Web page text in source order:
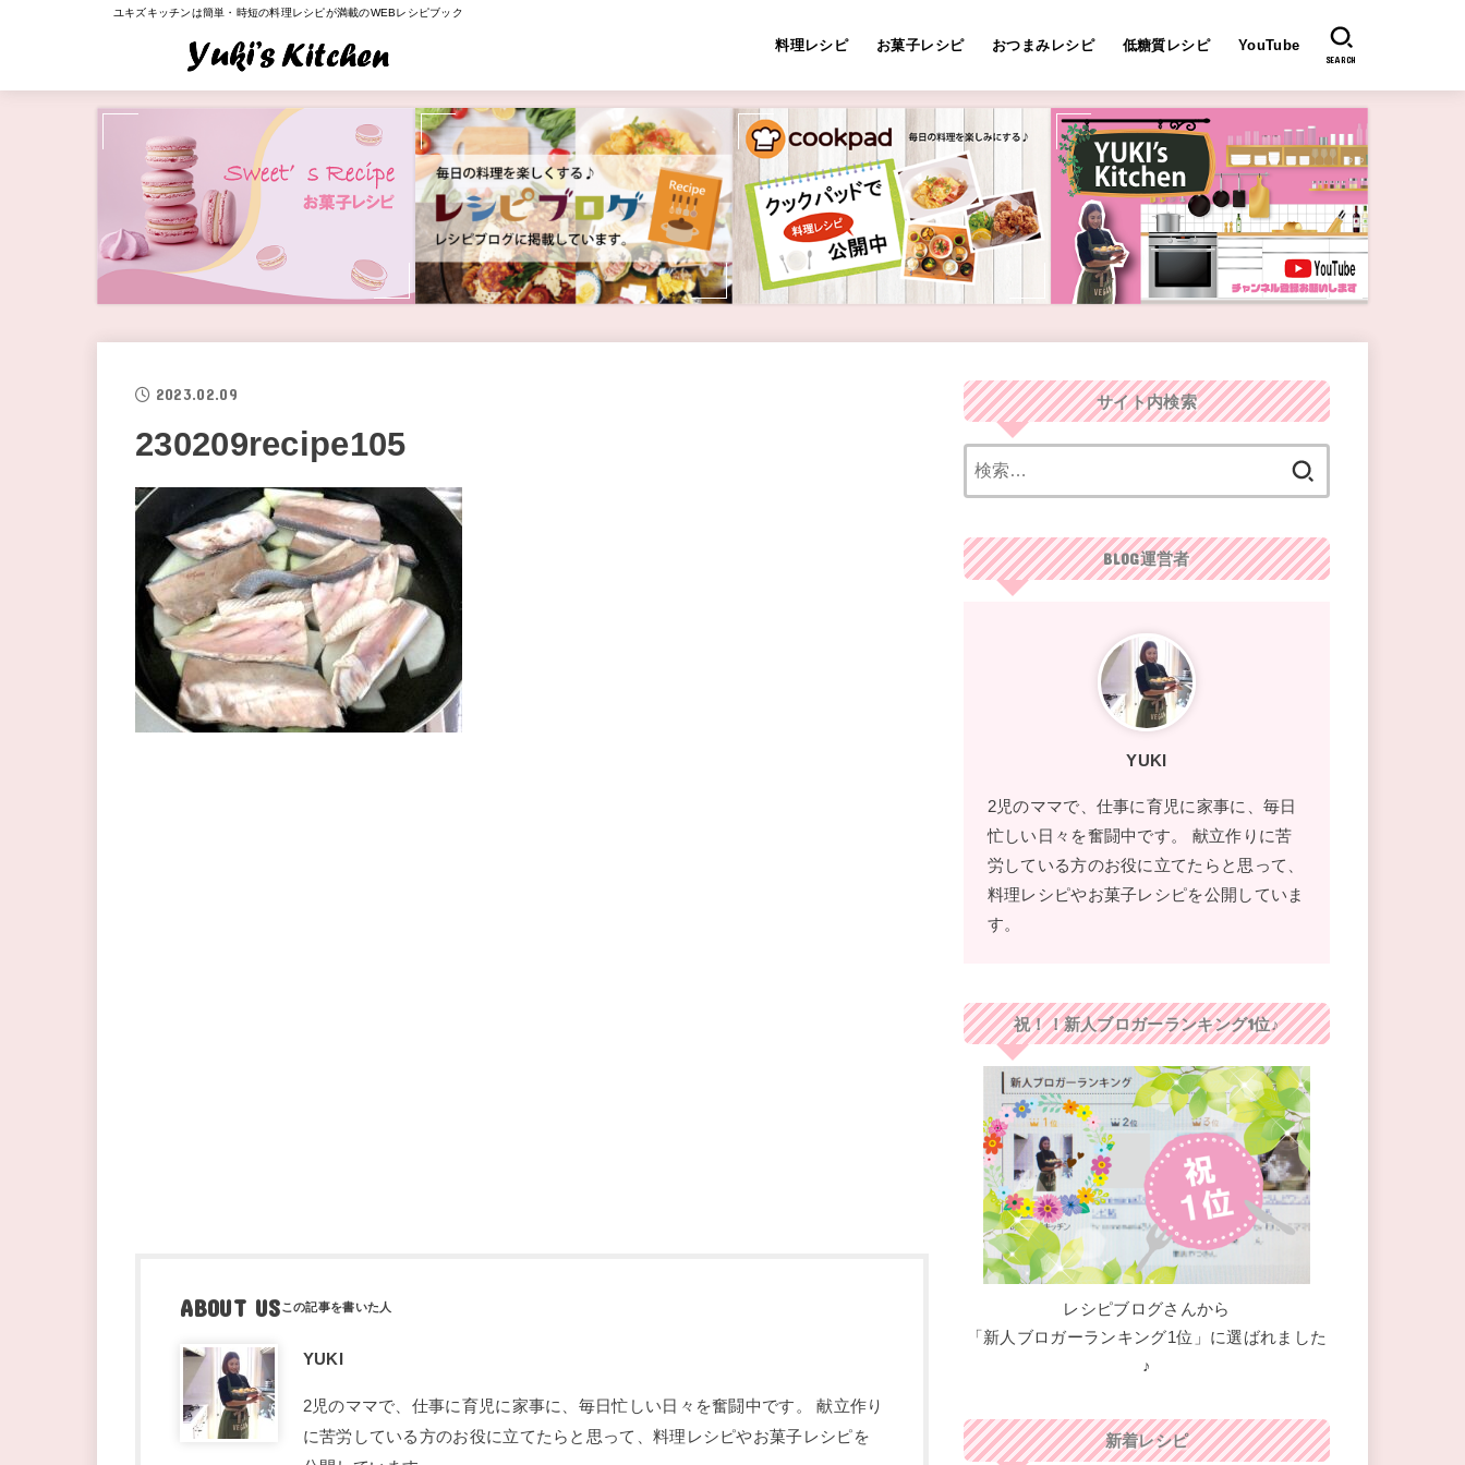
ユキズキッチンは簡単・時短の料理レシピが満載のWEBレシピブック
料理レシピ お菓子レシピ おつまみレシピ 低糖質レシピ YouTube
SEARCH
2023.02.09
230209recipe105
ABOUT US
YUKI
2児のママで、仕事に育児に家事に、毎日忙しい日々を奮闘中です。 献立作り
に苦労している方のお役に立てたらと思って、料理レシピやお菓子レシピを
サイト内検索
BLOG運営者
YUKI
2児のママで、仕事に育児に家事に、毎日
忙しい日々を奮闘中です。 献立作りに苦
労している方のお役に立てたらと思って、
料理レシピやお菓子レシピを公開していま
す。
祝！！新人ブロガーランキング1位♪
レシピブログさんから
「新人ブロガーランキング1位」に選ばれました
♪
新着レシピ